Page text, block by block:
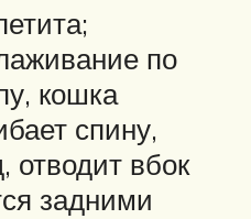
по
кошка
спину,
отводит вбок
задними